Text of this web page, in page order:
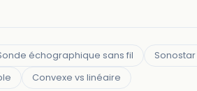
échographique sans fil
Convexe vs linéaire